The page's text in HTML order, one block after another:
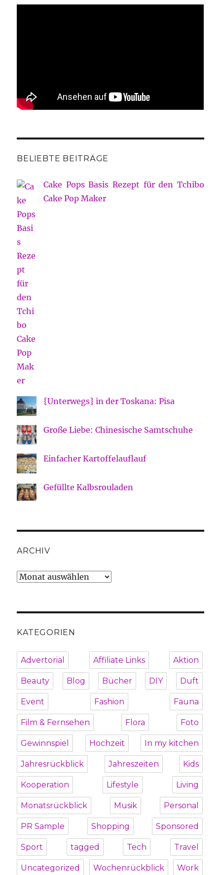
BELIEBTE BEITRÄGE
Cake Pops Basis Rezept für den Tchibo
Cake Pop Maker
{Unterwegs} in der Toskana: Pisa
Große Liebe: Chinesische Samtschuhe
Einfacher Kartoffelauflauf
Gefüllte Kalbsrouladen
ARCHIV
Archiv
KATEGORIEN
Advertorial Affiliate Links Aktion
Beauty Blog Bücher DIY Duft
Event Fashion Fauna
Film & Fernsehen Flora Foto
Gewinnspiel Hochzeit In my kitchen
Jahresrückblick Jahreszeiten Kids
Kooperation Lifestyle Living
Monatsrückblick Musik Personal
PR Sample Shopping Sponsored
Sport tagged Tech Travel
Uncategorized Wochenrückblick Work